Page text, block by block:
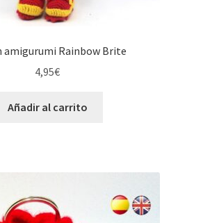
amigurumi Rainbow Brite
4,95€
Añadir al carrito